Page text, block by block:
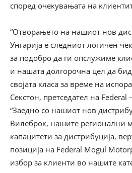
според очекувањата на
“Отворањето на нашиот нов
Унгарија е следниот логичен
за подобро да ги опслужиме
и нашата долгорочна цел да
својата класа за време на
Секстон, претседател на
“Заедно со нашиот нов
Вилеброк, нашите регионални
капацитети за дистрибуција,
позиција на Federal Mogul
избор за клиенти во нашите